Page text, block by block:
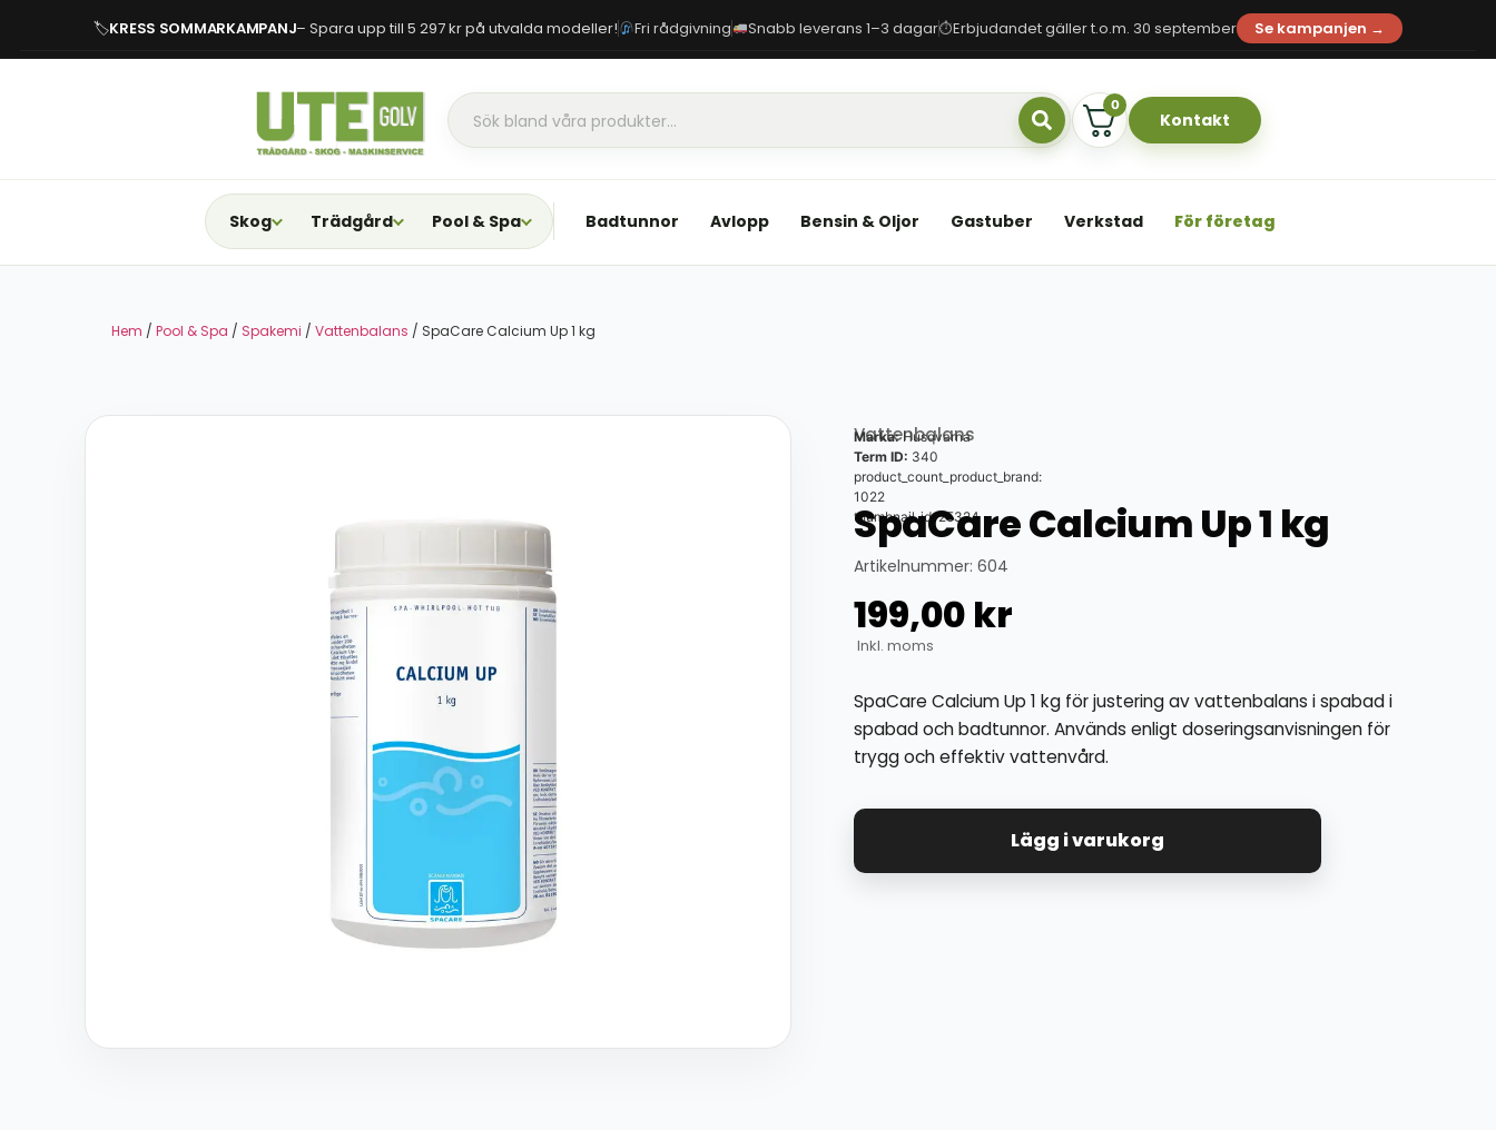
🏷KRESS SOMMARKAMPANJ– Spara upp till 5 297 kr på utvalda modeller! Fri rådgivning Snabb leverans 1–3 dagar⏱Erbjudandet gäller t.o.m. 30 september Se kampanjen →
0
Kontakt
Skog Trädgård Pool & Spa Badtunnor Avlopp Bensin & Oljor Gastuber Verkstad För företag
Hem / Pool & Spa / Spakemi / Vattenbalans / SpaCare Calcium Up 1 kg
Vattenbalans
Marka:Husqvarna
Term ID: 340
product_count_product_brand:
1022
thumbnail_id: 25324
SpaCare Calcium Up 1 kg
Artikelnummer: 604
199,00 kr
Inkl. moms
SpaCare Calcium Up 1 kg för justering av vattenbalans i spabad i
spabad och badtunnor. Används enligt doseringsanvisningen för
trygg och effektiv vattenvård.
Lägg i varukorg